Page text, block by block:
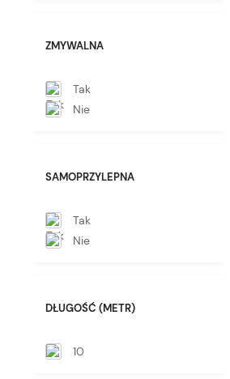
ZMYWALNA
Tak
Nie
SAMOPRZYLEPNA
Tak
Nie
DŁUGOŚĆ (METR)
10